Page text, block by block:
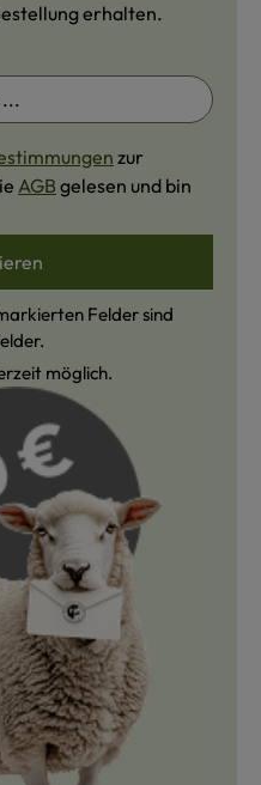
erhalten.
zur
AGB gelesen und bin
Felder sind
möglich.